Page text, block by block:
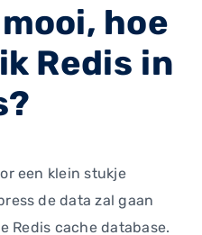
hoe
Redis in
een klein stukje
de data zal gaan
Redis cache database.